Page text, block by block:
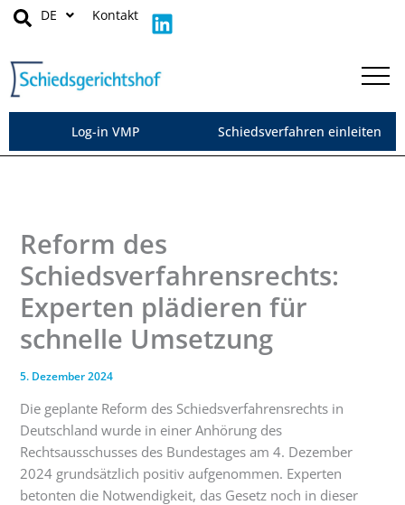
Zum
Inhalt
DE Kontakt L
i
n
k
e
i
Log-in VMP Schiedsverfahren einleiten
Reform des
Schiedsverfahrensrechts:
Experten plädieren für
schnelle Umsetzung
5. Dezember 2024
Die geplante Reform des Schiedsverfahrensrechts in
Deutschland wurde in einer Anhörung des
Rechtsausschusses des Bundestages am 4. Dezember
2024 grundsätzlich positiv aufgenommen. Experten
betonten die Notwendigkeit, das Gesetz noch in dieser